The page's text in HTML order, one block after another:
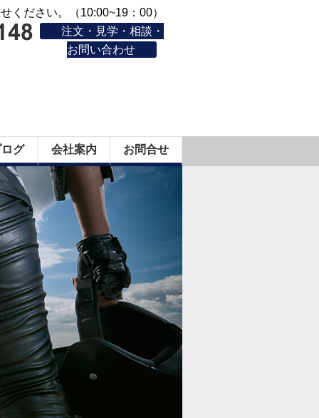
ください。（10:00~19：00）
注文・見学・相談・
お問い合わせ
グ 会社案内 お問合せ